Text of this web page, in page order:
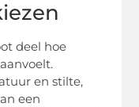
deel hoe
en stilte,
een